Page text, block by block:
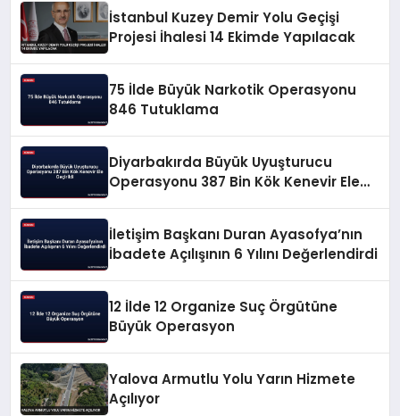
İstanbul Kuzey Demir Yolu Geçişi
Projesi İhalesi 14 Ekimde Yapılacak
75 İlde Büyük Narkotik Operasyonu
846 Tutuklama
Diyarbakırda Büyük Uyuşturucu
Operasyonu 387 Bin Kök Kenevir Ele
İletişim Başkanı Duran Ayasofya’nın
İbadete Açılışının 6 Yılını Değerlendirdi
12 İlde 12 Organize Suç Örgütüne
Büyük Operasyon
Yalova Armutlu Yolu Yarın Hizmete
Açılıyor